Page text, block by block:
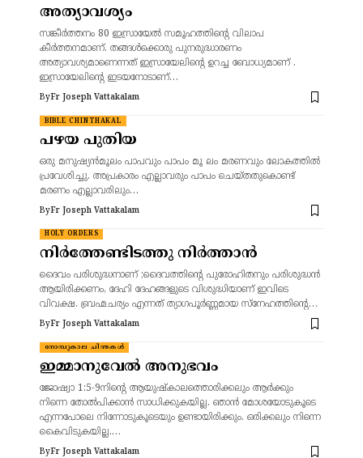
അത്യാവശ്യം
സങ്കീർത്തനം 80 ഇസ്രായേൽ സമൂഹത്തിന്റെ വിലാപ
കീർത്തനമാണ്. തങ്ങൾക്കൊരു പുനരുദ്ധാരണം
അത്യാവശ്യമാണെന്നത് ഇസ്രായേലിന്റെ ഉറച്ച ബോധ്യമാണ് .
ഇസ്രായേലിന്റെ ഇടയനോടാണ്…
ByFr Joseph Vattakalam
BIBLE CHINTHAKAL
പഴയ പുതിയ
ഒരു മനുഷ്യന്‍മൂലം പാപവും പാപം മൂ ലം മരണവും ലോകത്തില്‍
പ്രവേശിച്ചു. അപ്രകാരം എല്ലാവരും പാപം ചെയ്‌തതുകൊണ്ട്‌
മരണം എല്ലാവരിലും…
ByFr Joseph Vattakalam
HOLY ORDERS
നിർത്തേണ്ടിടത്തു നിർത്താൻ
ദൈവം പരിശുദ്ധനാണ് ;ദൈവത്തിന്റെ പുരോഹിതനും പരിശുദ്ധൻ
ആയിരിക്കണം, ദേഹി ദേഹങ്ങളുടെ വിശുദ്ധിയാണ് ഇവിടെ
വിവക്ഷ. ബ്രഹ്മചര്യം എന്നത് ത്യാഗപൂർണ്ണമായ സ്നേഹത്തിന്റെ…
ByFr Joseph Vattakalam
നോമ്പുകാല ചിന്തകൾ
ഇമ്മാനുവേൽ അനുഭവം
ജോഷ്വാ 1:5-9നിന്റെ ആയുഷ്‌കാലത്തൊരിക്കലും ആര്‍ക്കും
നിന്നെ തോല്‍പിക്കാന്‍ സാധിക്കുകയില്ല. ഞാന്‍ മോശയോടുകൂടെ
എന്നപോലെ നിന്നോടുകൂടെയും ഉണ്ടായിരിക്കും. ഒരിക്കലും നിന്നെ
കൈവിടുകയില്ല.…
ByFr Joseph Vattakalam